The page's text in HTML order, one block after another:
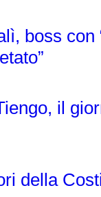
boss con
il
della